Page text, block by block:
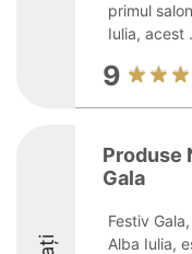
primul
Iulia, acest
9
Produse
Gala
Festiv
Alba Iulia,